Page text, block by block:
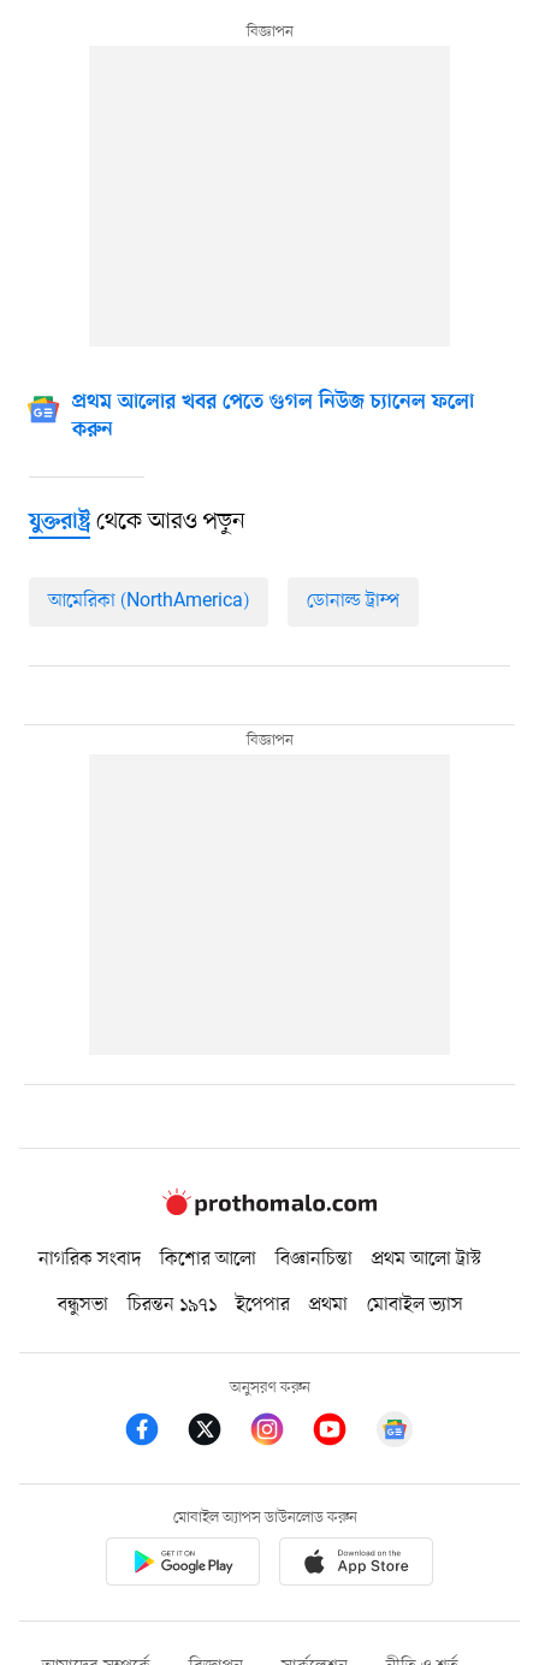
প্রথম আলোর খবর পেতে গুগল নিউজ চ্যানেল ফলো
করুন
যুক্তরাষ্ট্রথেকে আরও পড়ুন
আমেরিকা (NorthAmerica) ডোনাল্ড ট্রাম্প
নাগরিক সংবাদ কিশোর আলো বিজ্ঞানচিন্তা
প্রথম আলো ট্রাস্ট
বন্ধুসভা
চিরন্তন ১৯৭১ ইপেপার প্রথমা মোবাইল ভ্যাস
অনুসরণ করুন
মোবাইল অ্যাপস ডাউনলোড করুন